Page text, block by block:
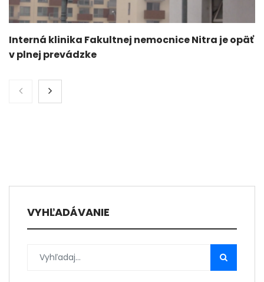
Interná klinika Fakultnej nemocnice Nitra je opäť
v plnej prevádzke
VYHĽADÁVANIE